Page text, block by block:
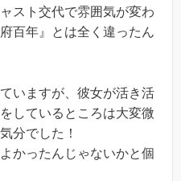
スト交代で雰囲気が変わ
百年』とは全く違ったん
いますが、彼女が活き活
しているところは大変微
分でした！
かったんじゃないかと個